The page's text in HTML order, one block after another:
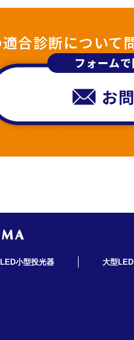
合診断について
小型投光器 大型LED